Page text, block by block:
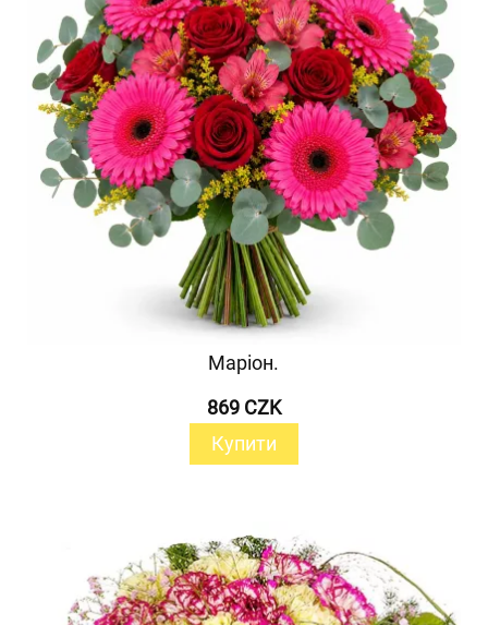
Маріон.
869 CZK
Купити